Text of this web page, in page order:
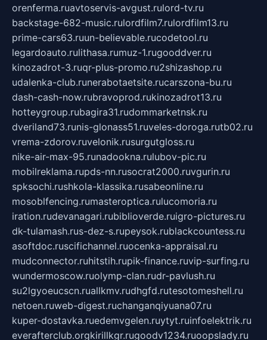
orenferma.ruavtoservis-avgust.rulord-tv.ru
backstage-682-music.rulordfilm7.rulordfilm13.ru
prime-cars63.ruun-believable.rucodetool.ru
legardoauto.rulithasa.rumuz-1.rugooddver.ru
kinozadrot-3.ruqr-plus-promo.ru2shizashop.ru
udalenka-club.runerabotaetsite.rucarszona-bu.ru
dash-cash-now.rubravoprod.rukinozadrot13.ru
hotteygroup.rubagira31.rudommarketnsk.ru
dveriland73.runis-glonass51.ruveles-doroga.rutb02.ru
vrema-zdorov.ruvelonik.rusurgutgloss.ru
nike-air-max-95.runadookna.rulubov-pic.ru
mobilreklama.rupds-nn.rusocrat2000.ruvgurin.ru
spksochi.rushkola-klassika.rusabeonline.ru
mosoblfencing.rumasteroptica.rulucomoria.ru
iration.rudevanagari.rubiblioverde.ruigro-pictures.ru
dk-tulamash.rus-dez-s.rupeysok.rublackcountess.ru
asoftdoc.ruscifichannel.ruocenka-appraisal.ru
mudconnector.ruhitstih.rupik-finance.ruvip-surfing.ru
wundermoscow.ruolymp-clan.rudr-pavlush.ru
su2lgyoeucscn.ruallkmv.rudhgfd.rutesotomeshell.ru
netoen.ruweb-digest.ruchanganqiyuana07.ru
kuper-dostavka.ruedemvgelen.ruytyt.ruinfoelektrik.ru
everafterclub.orgkirillkgr.rugoodv1234.ruoopslady.ru